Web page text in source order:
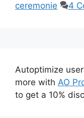
ceremonie
4
Autoptimize
more with AO
to get a 10%